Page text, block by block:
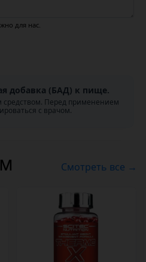
для нас.
добавка (БАД) к пище.
средством. Перед применением
с врачом.
Смотреть все →